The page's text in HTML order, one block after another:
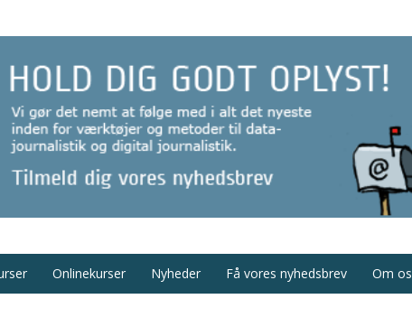
Onlinekurser Nyheder Få vores nyhedsbrev Om os